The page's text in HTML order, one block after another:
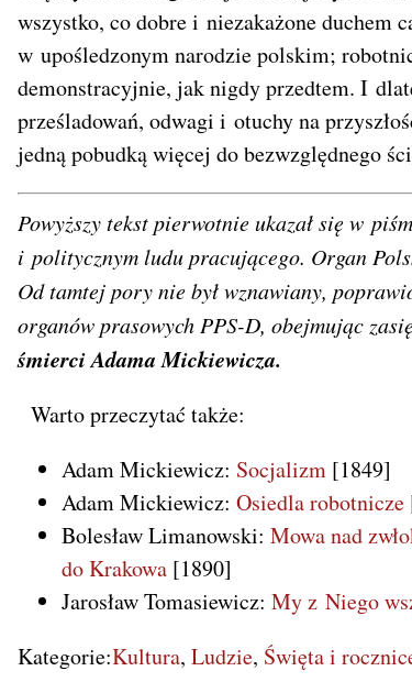
wszystko, co dobre i niezakażone duchem
w upośledzonym narodzie polskim;
demonstracyjnie, jak nigdy przedtem. I
prześladowań, odwagi i otuchy na
jedną pobudką więcej do bezwzględnego
Powyższy tekst pierwotnie ukazał się w
i politycznym ludu pracującego. Organ
Od tamtej pory nie był wznawiany,
organów prasowych PPS-D, obejmując
śmierci Adama Mickiewicza.
Warto przeczytać także:
Adam Mickiewicz: Socjalizm [1849]
Adam Mickiewicz: Osiedla robotnicze
Bolesław Limanowski: Mowa nad
do Krakowa [1890]
Jarosław Tomasiewicz: My z Niego
Kategorie:Kultura Ludzie Święta i